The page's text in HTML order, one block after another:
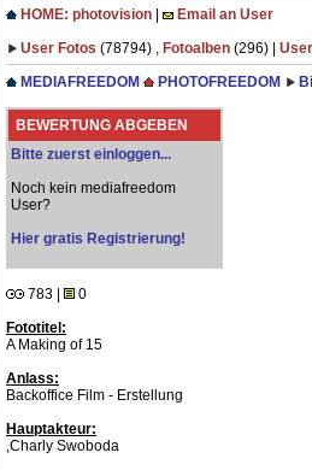
HOME: photovision
Email an User
User Fotos (78794) , Fotoalben (296) |
MEDIAFREEDOM
PHOTOFREEDOM
BEWERTUNG ABGEBEN
Bitte zuerst einloggen...
Noch kein mediafreedom
User?
Hier gratis Registrierung!
783 |
0
Fototitel:
A Making of 15
Anlass:
Backoffice Film - Erstellung
Hauptakteur:
,Charly Swoboda